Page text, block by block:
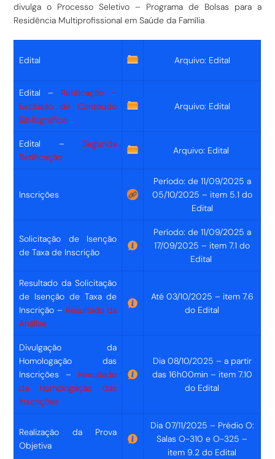
divulga o Processo Seletivo – Programa de Bolsas para a
Residência Multiprofissional em Saúde da Família
Edital Arquivo: Edital
Edital – Retificação –
Exclusão de Conteúdo
Bibliográfico
Arquivo: Edital
Edital –Segunda
Retificação
Arquivo: Edital
Inscrições
Período: de 11/09/2025 a
05/10/2025 – item 5.1 do
Edital
Solicitação de Isenção
de Taxa de Inscrição
Período: de 11/09/2025 a
17/09/2025 – item 7.1 do
Edital
Resultado da Solicitação
de Isenção de Taxa de
Inscrição – Resultado da
Análise
Até 03/10/2025 – item 7.6
do Edital
Divulgação da
Homologação das
Inscrições – Resultado
da Homologação das
Inscrições
Dia 08/10/2025 – a partir
das 16h00min – item 7.10
do Edital
Realização da Prova
Objetiva
Dia 07/11/2025 – Prédio O:
Salas O-310 e O-325 –
item 9.2 do Edital